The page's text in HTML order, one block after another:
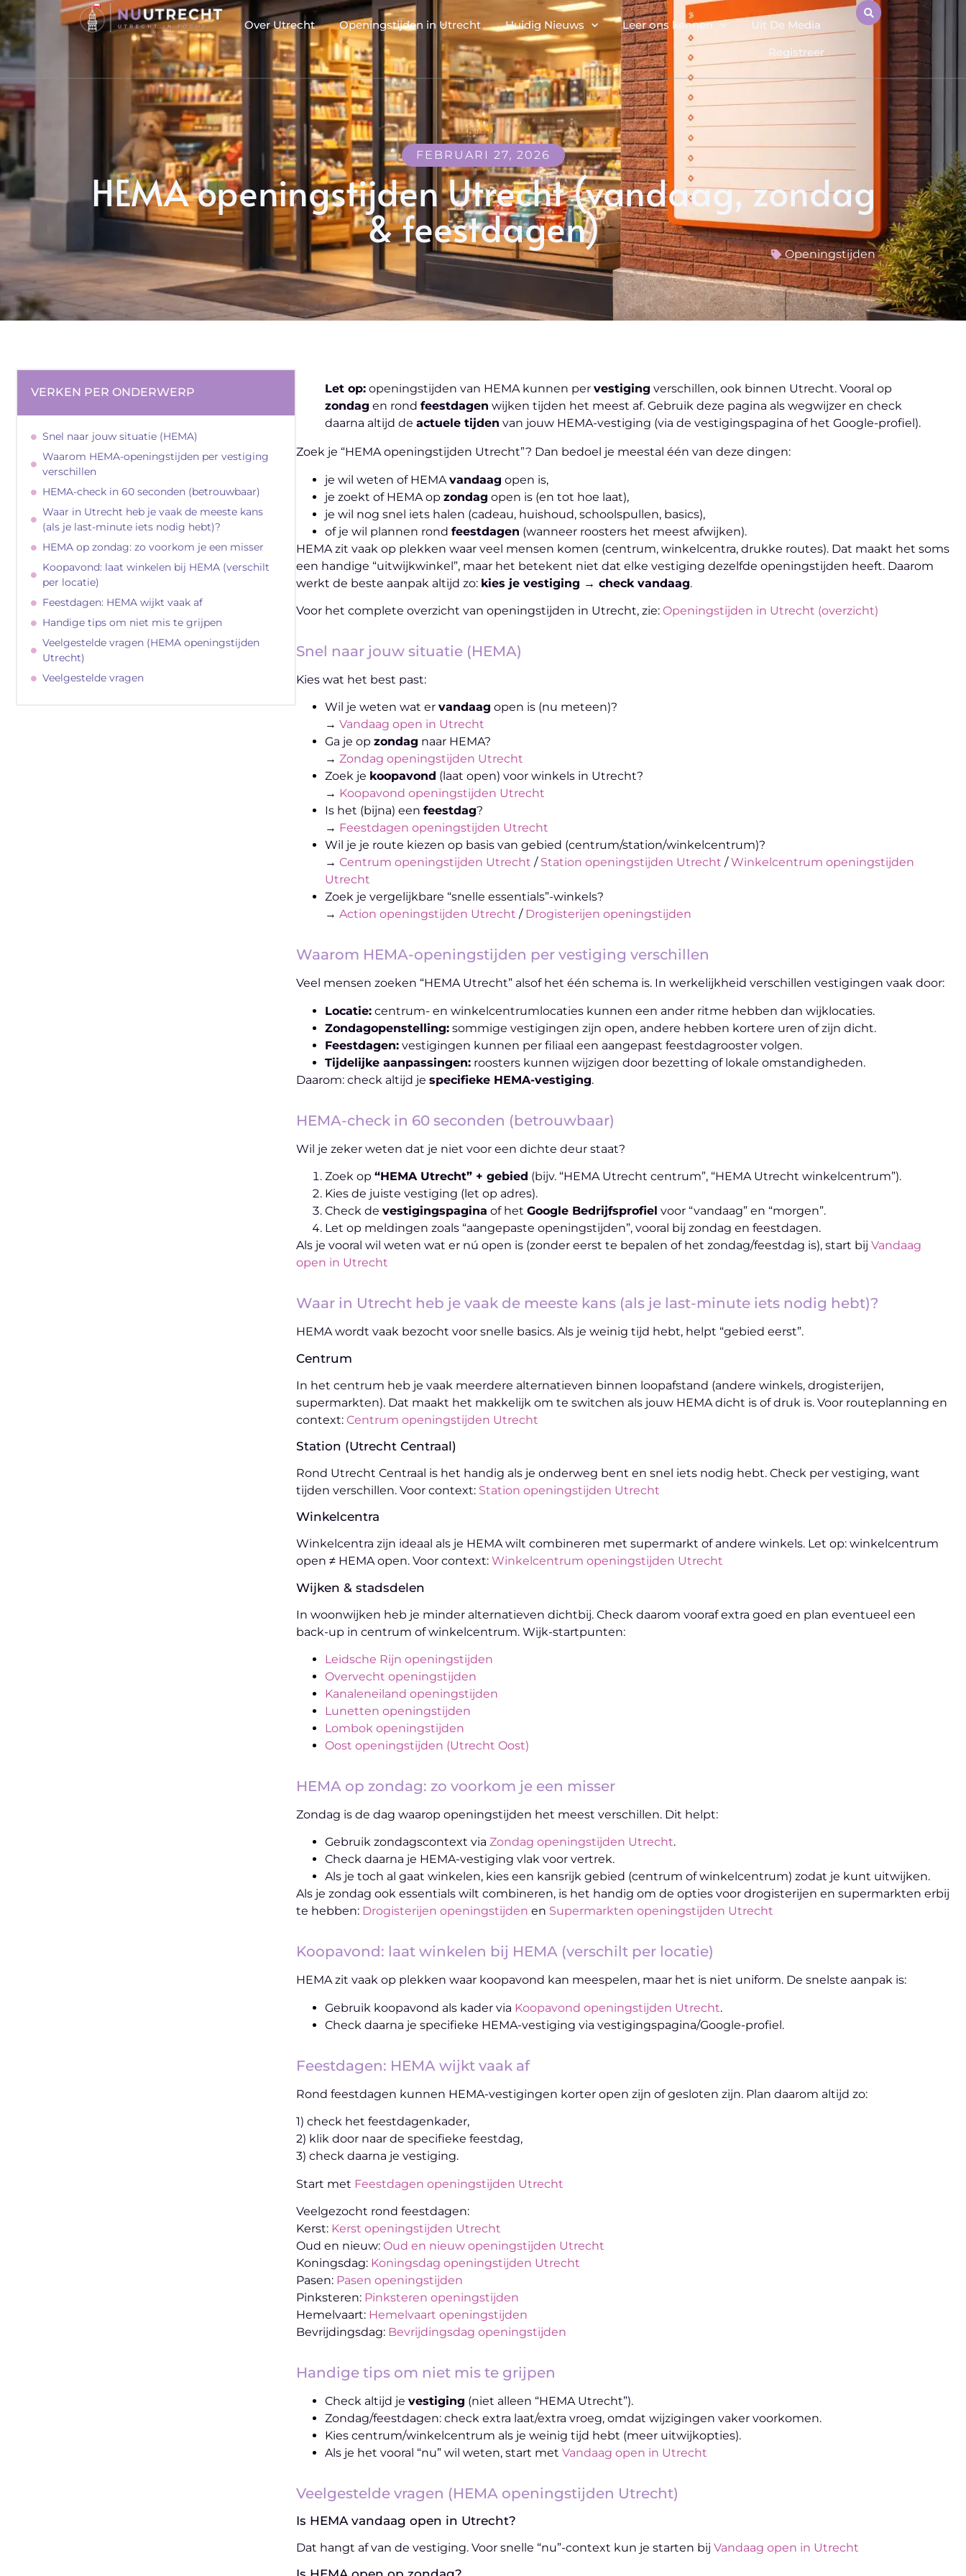
Over Utrecht Openingstijden in Utrecht Huidig Nieuws Leer ons kennen
Uit De Media
Registreer
FEBRUARI 27, 2026
HEMA openingstijden Utrecht (vandaag, zondag
& feestdagen)
Openingstijden
Let op: openingstijden van HEMA kunnen per vestiging verschillen, ook binnen Utrecht. Vooral op
zondag en rond feestdagen wijken tijden het meest af. Gebruik deze pagina als wegwijzer en check
daarna altijd de actuele tijden van jouw HEMA-vestiging (via de vestigingspagina of het Google-profiel).
Zoek je “HEMA openingstijden Utrecht”? Dan bedoel je meestal één van deze dingen:
je wil weten of HEMA vandaag open is,
je zoekt of HEMA op zondag open is (en tot hoe laat),
je wil nog snel iets halen (cadeau, huishoud, schoolspullen, basics),
of je wil plannen rond feestdagen (wanneer roosters het meest afwijken).
HEMA zit vaak op plekken waar veel mensen komen (centrum, winkelcentra, drukke routes). Dat maakt het soms
een handige “uitwijkwinkel”, maar het betekent niet dat elke vestiging dezelfde openingstijden heeft. Daarom
werkt de beste aanpak altijd zo: kies je vestiging → check vandaag.
Voor het complete overzicht van openingstijden in Utrecht, zie: Openingstijden in Utrecht (overzicht)
Snel naar jouw situatie (HEMA)
Kies wat het best past:
Wil je weten wat er vandaag open is (nu meteen)?
→ Vandaag open in Utrecht
Ga je op zondag naar HEMA?
→ Zondag openingstijden Utrecht
Zoek je koopavond (laat open) voor winkels in Utrecht?
→ Koopavond openingstijden Utrecht
Is het (bijna) een feestdag?
→ Feestdagen openingstijden Utrecht
Wil je je route kiezen op basis van gebied (centrum/station/winkelcentrum)?
→ Centrum openingstijden Utrecht / Station openingstijden Utrecht /Winkelcentrum openingstijden
Utrecht
Zoek je vergelijkbare “snelle essentials”-winkels?
→ Action openingstijden Utrecht / Drogisterijen openingstijden
Waarom HEMA-openingstijden per vestiging verschillen
Veel mensen zoeken “HEMA Utrecht” alsof het één schema is. In werkelijkheid verschillen vestigingen vaak door:
Locatie: centrum- en winkelcentrumlocaties kunnen een ander ritme hebben dan wijklocaties.
Zondagopenstelling: sommige vestigingen zijn open, andere hebben kortere uren of zijn dicht.
Feestdagen: vestigingen kunnen per filiaal een aangepast feestdagrooster volgen.
Tijdelijke aanpassingen: roosters kunnen wijzigen door bezetting of lokale omstandigheden.
Daarom: check altijd je specifieke HEMA-vestiging.
HEMA-check in 60 seconden (betrouwbaar)
Wil je zeker weten dat je niet voor een dichte deur staat?
Zoek op “HEMA Utrecht” + gebied (bijv. “HEMA Utrecht centrum”, “HEMA Utrecht winkelcentrum”).
Kies de juiste vestiging (let op adres).
Check de vestigingspagina of het Google Bedrijfsprofiel voor “vandaag” en “morgen”.
Let op meldingen zoals “aangepaste openingstijden”, vooral bij zondag en feestdagen.
Als je vooral wil weten wat er nú open is (zonder eerst te bepalen of het zondag/feestdag is), start bij Vandaag
open in Utrecht
Waar in Utrecht heb je vaak de meeste kans (als je last-minute iets nodig hebt)?
HEMA wordt vaak bezocht voor snelle basics. Als je weinig tijd hebt, helpt “gebied eerst”.
Centrum
In het centrum heb je vaak meerdere alternatieven binnen loopafstand (andere winkels, drogisterijen,
supermarkten). Dat maakt het makkelijk om te switchen als jouw HEMA dicht is of druk is. Voor routeplanning en
context: Centrum openingstijden Utrecht
Station (Utrecht Centraal)
Rond Utrecht Centraal is het handig als je onderweg bent en snel iets nodig hebt. Check per vestiging, want
tijden verschillen. Voor context: Station openingstijden Utrecht
Winkelcentra
Winkelcentra zijn ideaal als je HEMA wilt combineren met supermarkt of andere winkels. Let op: winkelcentrum
open ≠ HEMA open. Voor context: Winkelcentrum openingstijden Utrecht
Wijken & stadsdelen
In woonwijken heb je minder alternatieven dichtbij. Check daarom vooraf extra goed en plan eventueel een
back-up in centrum of winkelcentrum. Wijk-startpunten:
Leidsche Rijn openingstijden
Overvecht openingstijden
Kanaleneiland openingstijden
Lunetten openingstijden
Lombok openingstijden
Oost openingstijden (Utrecht Oost)
HEMA op zondag: zo voorkom je een misser
Zondag is de dag waarop openingstijden het meest verschillen. Dit helpt:
Gebruik zondagscontext via Zondag openingstijden Utrecht.
Check daarna je HEMA-vestiging vlak voor vertrek.
Als je toch al gaat winkelen, kies een kansrijk gebied (centrum of winkelcentrum) zodat je kunt uitwijken.
Als je zondag ook essentials wilt combineren, is het handig om de opties voor drogisterijen en supermarkten erbij
te hebben: Drogisterijen openingstijden en Supermarkten openingstijden Utrecht
Koopavond: laat winkelen bij HEMA (verschilt per locatie)
HEMA zit vaak op plekken waar koopavond kan meespelen, maar het is niet uniform. De snelste aanpak is:
Gebruik koopavond als kader via Koopavond openingstijden Utrecht.
Check daarna je specifieke HEMA-vestiging via vestigingspagina/Google-profiel.
Feestdagen: HEMA wijkt vaak af
Rond feestdagen kunnen HEMA-vestigingen korter open zijn of gesloten zijn. Plan daarom altijd zo:
1) check het feestdagenkader,
2) klik door naar de specifieke feestdag,
3) check daarna je vestiging.
Start met Feestdagen openingstijden Utrecht
Veelgezocht rond feestdagen:
Kerst: Kerst openingstijden Utrecht
Oud en nieuw: Oud en nieuw openingstijden Utrecht
Koningsdag: Koningsdag openingstijden Utrecht
Pasen: Pasen openingstijden
Pinksteren: Pinksteren openingstijden
Hemelvaart: Hemelvaart openingstijden
Bevrijdingsdag: Bevrijdingsdag openingstijden
Handige tips om niet mis te grijpen
Check altijd je vestiging (niet alleen “HEMA Utrecht”).
Zondag/feestdagen: check extra laat/extra vroeg, omdat wijzigingen vaker voorkomen.
Kies centrum/winkelcentrum als je weinig tijd hebt (meer uitwijkopties).
Als je het vooral “nu” wil weten, start met Vandaag open in Utrecht
Veelgestelde vragen (HEMA openingstijden Utrecht)
Is HEMA vandaag open in Utrecht?
Dat hangt af van de vestiging. Voor snelle “nu”-context kun je starten bij Vandaag open in Utrecht
VERKEN PER ONDERWERP
Snel naar jouw situatie (HEMA)
Waarom HEMA-openingstijden per vestiging
verschillen
HEMA-check in 60 seconden (betrouwbaar)
Waar in Utrecht heb je vaak de meeste kans
(als je last-minute iets nodig hebt)?
HEMA op zondag: zo voorkom je een misser
Koopavond: laat winkelen bij HEMA (verschilt
per locatie)
Feestdagen: HEMA wijkt vaak af
Handige tips om niet mis te grijpen
Veelgestelde vragen (HEMA openingstijden
Utrecht)
Veelgestelde vragen